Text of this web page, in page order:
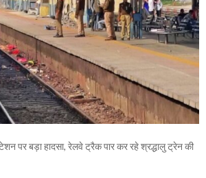
पर बड़ा हादसा, रेलवे ट्रैक पार कर रहे श्रद्धालु ट्रेन की